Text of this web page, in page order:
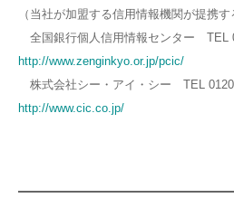
（当社が加盟する信用情報機関が提携す
全国銀行個人信用情報センター TEL
http://www.zenginkyo.or.jp/pcic/
株式会社シー・アイ・シー TEL
http://www.cic.co.jp/